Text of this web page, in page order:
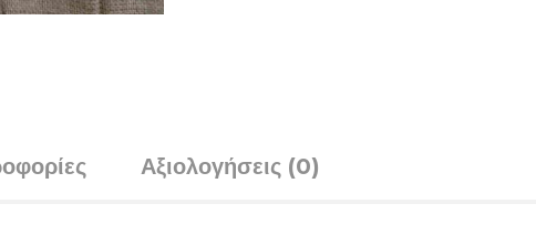
Αξιολογήσεις (0)